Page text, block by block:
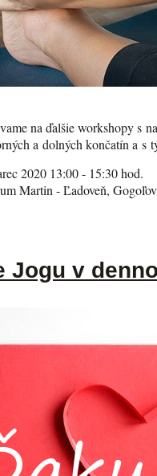
na ďalšie workshopy s
a dolných končatín a s
2020 13:00 - 15:30 hod.
Martin - Ľadoveň,
Jogu v